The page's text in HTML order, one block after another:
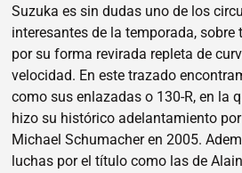
Suzuka es sin dudas uno de los
interesantes de la temporada,
por su forma revirada repleta de
velocidad. En este trazado
como sus enlazadas o 130-R, en la
hizo su histórico adelantamiento
Michael Schumacher en 2005.
luchas por el título como las de